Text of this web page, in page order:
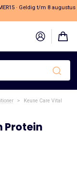
· Geldig t/m 8 augustus
>
Keune Care Vital
Protein